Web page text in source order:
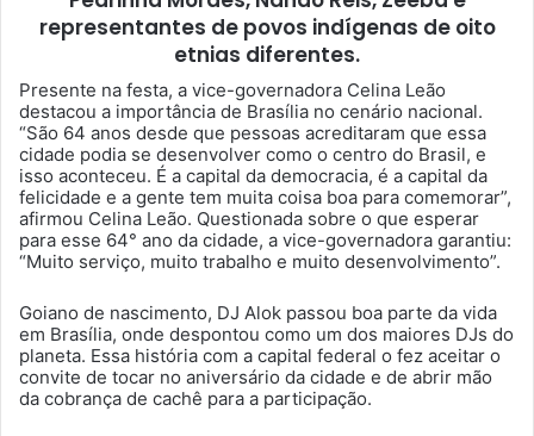
representantes de povos indígenas de oito
etnias diferentes.
Presente na festa, a vice-governadora Celina Leão
destacou a importância de Brasília no cenário nacional.
“São 64 anos desde que pessoas acreditaram que essa
cidade podia se desenvolver como o centro do Brasil, e
isso aconteceu. É a capital da democracia, é a capital da
felicidade e a gente tem muita coisa boa para comemorar”,
afirmou Celina Leão. Questionada sobre o que esperar
para esse 64° ano da cidade, a vice-governadora garantiu:
“Muito serviço, muito trabalho e muito desenvolvimento”.
Goiano de nascimento, DJ Alok passou boa parte da vida
em Brasília, onde despontou como um dos maiores DJs do
planeta. Essa história com a capital federal o fez aceitar o
convite de tocar no aniversário da cidade e de abrir mão
da cobrança de cachê para a participação.